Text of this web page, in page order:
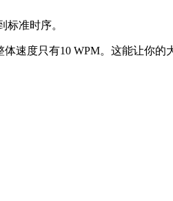
标准时序。
速度只有10 WPM。这能让你